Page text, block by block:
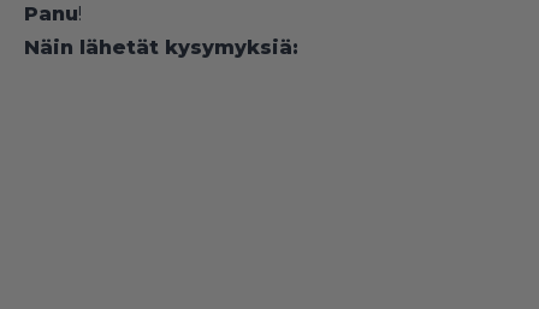
Panu!
Näin lähetät kysymyksiä: